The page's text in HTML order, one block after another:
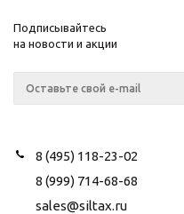
Подписывайтесь
на новости и акции
8 (495) 118-23-02
8 (999) 714-68-68
sales@siltax.ru